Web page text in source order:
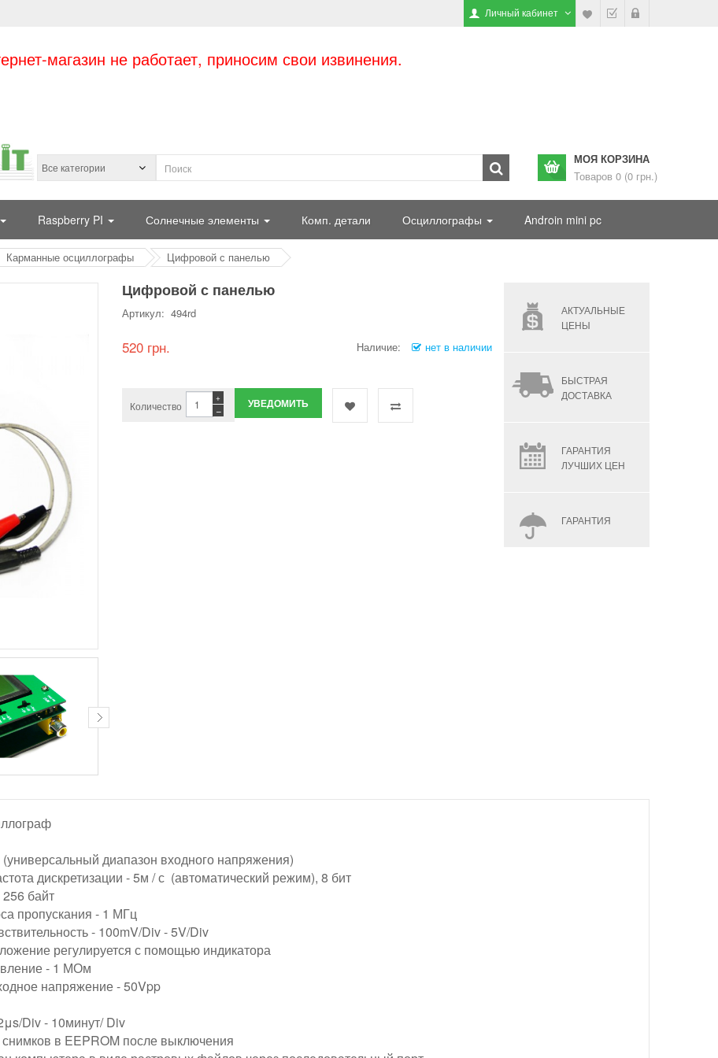
Личный кабинет
магазин не работает, приносим свои извинения.
МОЯ КОРЗИНА
Товаров 0 (0 грн.)
Raspberry PI Солнечные элементы Комп. детали Осциллографы Androin mini pc
Карманные осциллографы Цифровой с панелью
Цифровой с панелью
Артикул: 494rd
520 грн. Наличие: нет в наличии
Количество −
+ УВЕДОМИТЬ
АКТУАЛЬНЫЕ
ЦЕНЫ
БЫСТРАЯ
ДОСТАВКА
ГАРАНТИЯ
ЛУЧШИХ ЦЕН
ГАРАНТИЯ
диапазон входного напряжения)
дискретизации - 5м / с (автоматический режим), 8 бит
байт
пропускания - 1 МГц
- 100mV/Div - 5V/Div
регулируется с помощью индикатора
- 1 МОм
напряжение - 50Vpp
Div - 10минут/ Div
в EEPROM после выключения